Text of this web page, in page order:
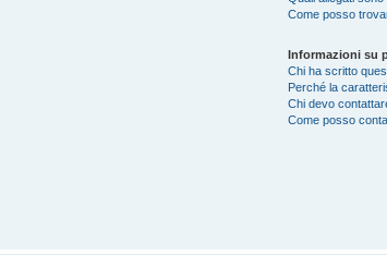
Come posso
Informazioni su
Chi ha scritto
Perché la
Chi devo
Come posso